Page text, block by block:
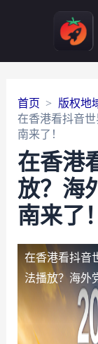
首页
版权地
在香港看抖音
南来了！
在香港
放？海
南来了！
在香港看抖音
法播放？海外